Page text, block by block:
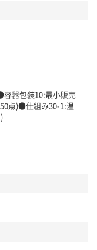
容器包装10:最小販売
点)●仕組み30-1:温